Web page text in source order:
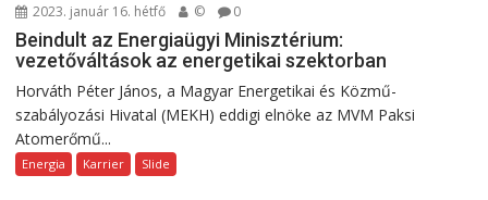
2023. január 16. hétfő © 0
Beindult az Energiaügyi Minisztérium:
vezetőváltások az energetikai szektorban
Horváth Péter János, a Magyar Energetikai és Közmű-
szabályozási Hivatal (MEKH) eddigi elnöke az MVM Paksi
Atomerőmű...
Energia Karrier Slide